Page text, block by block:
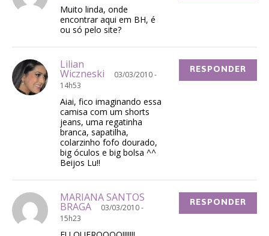
Muito linda, onde
encontrar aqui em BH, é
ou só pelo site?
Lilian
Wiczneski
03/03/2010 -
14h53
Aiai, fico imaginando essa
camisa com um shorts
jeans, uma regatinha
branca, sapatilha,
colarzinho fofo dourado,
big óculos e big bolsa ^^
Beijos Lu!!
RESPONDER
MARIANA SANTOS
BRAGA
03/03/2010 -
15h23
RESPONDER